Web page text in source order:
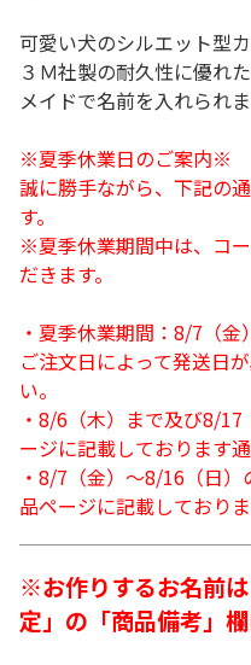
可愛い犬のシルエット型カ
３Ｍ社製の耐久性に優れ
メイドで名前を入れられま
※夏季休業日のご案内※
誠に勝手ながら、下記の
す。
※夏季休業期間中は、コ
だきます。
・夏季休業期間：8/7（金
ご注文日によって発送日
い。
・8/6（木）まで及び8/
ージに記載しております
・8/7（金）～8/16（日
品ページに記載しており
※お作りするお名前
定」の「商品備考」